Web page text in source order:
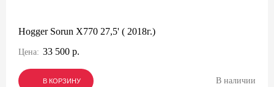
Hogger Sorun X770 27,5' ( 2018г.)
Цена: 33 500 р.
В КОРЗИНУ
В КОРЗИНУ
В КОРЗИНУ В наличии